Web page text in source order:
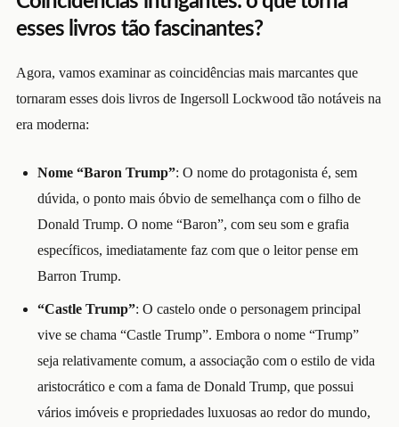
esses livros tão fascinantes?
Agora, vamos examinar as coincidências mais marcantes que
tornaram esses dois livros de Ingersoll Lockwood tão notáveis na
era moderna:
Nome “Baron Trump”: O nome do protagonista é, sem
dúvida, o ponto mais óbvio de semelhança com o filho de
Donald Trump. O nome “Baron”, com seu som e grafia
específicos, imediatamente faz com que o leitor pense em
Barron Trump.
“Castle Trump”: O castelo onde o personagem principal
vive se chama “Castle Trump”. Embora o nome “Trump”
seja relativamente comum, a associação com o estilo de vida
aristocrático e com a fama de Donald Trump, que possui
vários imóveis e propriedades luxuosas ao redor do mundo,